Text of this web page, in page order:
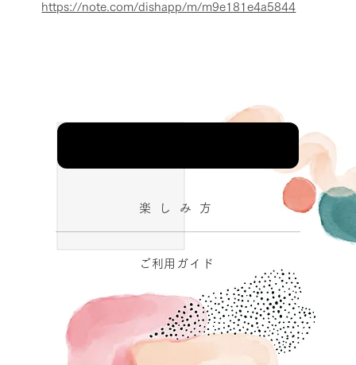
https://note.com/dishapp/m/m9e181e4a5844
ご利用ガイド
楽 し み 方